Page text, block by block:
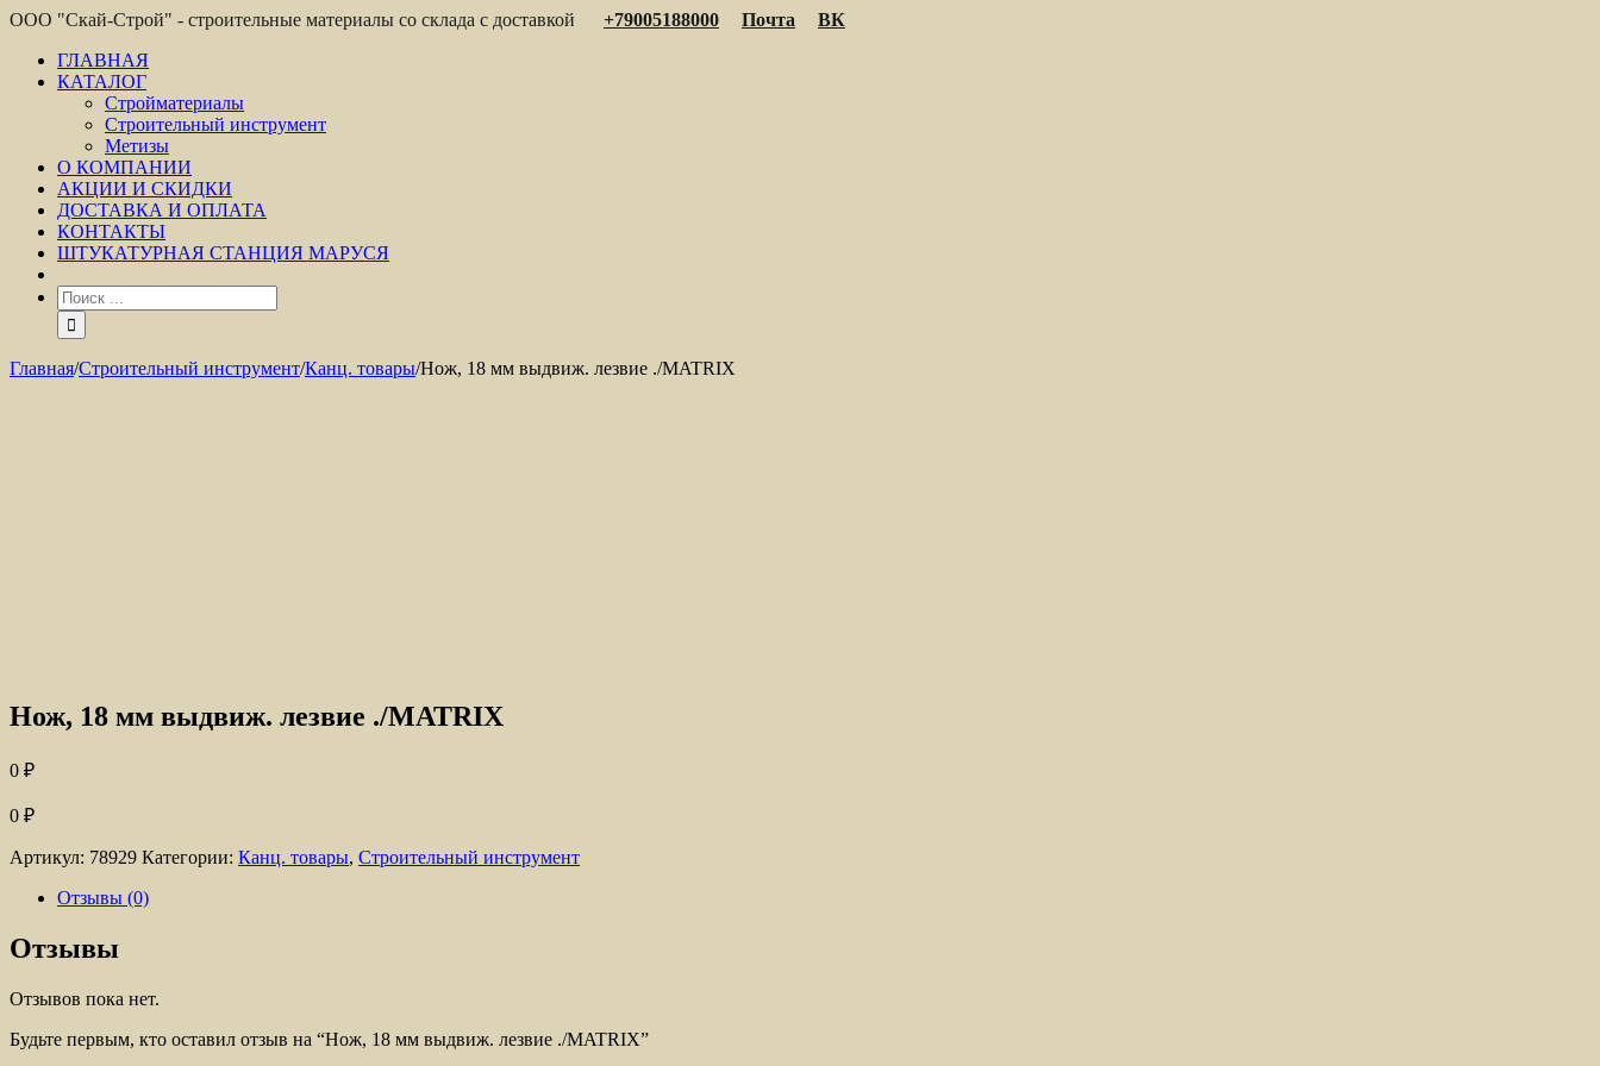
ООО "Скай-Строй" - строительные материалы со склада с доставкой +79005188000 Почта
ВК
ГЛАВНАЯ
КАТАЛОГ
Стройматериалы
Строительный инструмент
Метизы
О КОМПАНИИ
АКЦИИ И СКИДКИ
ДОСТАВКА И ОПЛАТА
КОНТАКТЫ
ШТУКАТУРНАЯ СТАНЦИЯ МАРУСЯ
Главная/Строительный инструмент/Канц. товары/Нож, 18 мм выдвиж. лезвие ./MATRIX
Нож, 18 мм выдвиж. лезвие ./MATRIX
0 ₽
0 ₽
Артикул: 78929 Категории: Канц. товары, Строительный инструмент
Отзывы (0)
Отзывы
Отзывов пока нет.
Будьте первым, кто оставил отзыв на “Нож, 18 мм выдвиж. лезвие ./MATRIX”